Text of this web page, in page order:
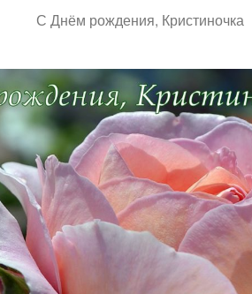
С Днём рождения, Кристиночка